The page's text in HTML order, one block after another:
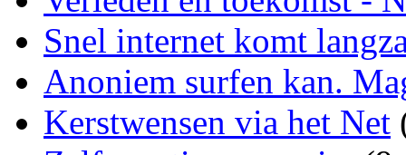
Snel internet komt
Anoniem surfen kan.
Kerstwensen via het Net